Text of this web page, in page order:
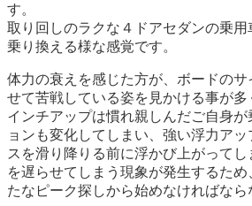
す。
取り回しのラクな４ドアセダンの乗
乗り換える様な感覚です。
体力の衰えを感じた方が、ボードのサ
せて苦戦している姿を見かける事が
インチアップは慣れ親しんだご自身
ョンも変化してしまい、強い浮力ア
スを滑り降りる前に浮かび上がって
を遅らせてしまう現象が発生するた
たなピーク探しから始めなければなら